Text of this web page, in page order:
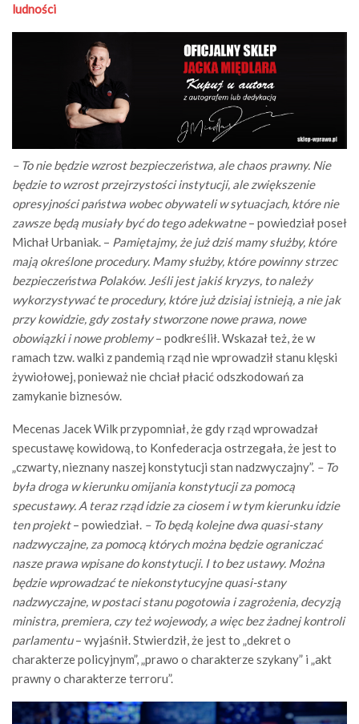
ludności
– To nie będzie wzrost bezpieczeństwa, ale chaos prawny. Nie
będzie to wzrost przejrzystości instytucji, ale zwiększenie
opresyjności państwa wobec obywateli w sytuacjach, które nie
zawsze będą musiały być do tego adekwatne– powiedział poseł
Michał Urbaniak. – Pamiętajmy, że już dziś mamy służby, które
mają określone procedury. Mamy służby, które powinny strzec
bezpieczeństwa Polaków. Jeśli jest jakiś kryzys, to należy
wykorzystywać te procedury, które już dzisiaj istnieją, a nie jak
przy kowidzie, gdy zostały stworzone nowe prawa, nowe
obowiązki i nowe problemy– podkreślił. Wskazał też, że w
ramach tzw. walki z pandemią rząd nie wprowadził stanu klęski
żywiołowej, ponieważ nie chciał płacić odszkodowań za
zamykanie biznesów.
Mecenas Jacek Wilk przypomniał, że gdy rząd wprowadzał
specustawę kowidową, to Konfederacja ostrzegała, że jest to
„czwarty, nieznany naszej konstytucji stan nadzwyczajny”. – To
była droga w kierunku omijania konstytucji za pomocą
specustawy. A teraz rząd idzie za ciosem i w tym kierunku idzie
ten projekt– powiedział. – To będą kolejne dwa quasi-stany
nadzwyczajne, za pomocą których można będzie ograniczać
nasze prawa wpisane do konstytucji. I to bez ustawy. Można
będzie wprowadzać te niekonstytucyjne quasi-stany
nadzwyczajne, w postaci stanu pogotowia i zagrożenia, decyzją
ministra, premiera, czy też wojewody, a więc bez żadnej kontroli
parlamentu– wyjaśnił. Stwierdził, że jest to „dekret o
charakterze policyjnym”, „prawo o charakterze szykany” i „akt
prawny o charakterze terroru”.